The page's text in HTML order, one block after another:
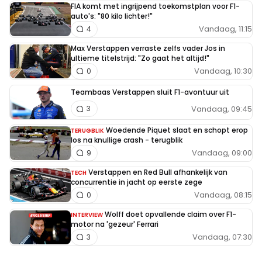
FIA komt met ingrijpend toekomstplan voor F1-
auto's: "80 kilo lichter!"
Vandaag, 11:15
4
Max Verstappen verraste zelfs vader Jos in
ultieme titelstrijd: "Zo gaat het altijd!"
Vandaag, 10:30
0
Teambaas Verstappen sluit F1-avontuur uit
Vandaag, 09:45
3
TERUGBLIK Woedende Piquet slaat en schopt erop
los na knullige crash - terugblik
Vandaag, 09:00
9
TECH Verstappen en Red Bull afhankelijk van
concurrentie in jacht op eerste zege
Vandaag, 08:15
0
INTERVIEW Wolff doet opvallende claim over F1-
motor na 'gezeur' Ferrari
Vandaag, 07:30
3